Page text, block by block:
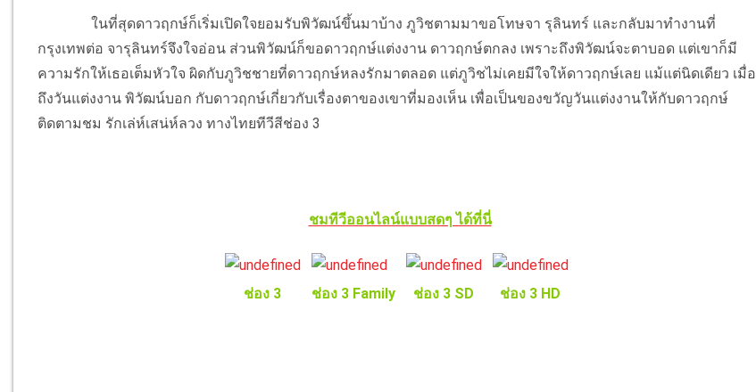
ในที่สุดดาวฤกษ์ก็เริ่มเปิดใจยอมรับพิวัฒน์ขึ้นมาบ้าง ภูวิชตามมาขอโทษจา รุลินทร์ และกลับมาทำงานที่
กรุงเทพต่อ จารุลินทร์จึงใจอ่อน ส่วนพิวัฒน์ก็ขอดาวฤกษ์แต่งงาน ดาวฤกษ์ตกลง เพราะถึงพิวัฒน์จะตาบอด แต่เขาก็มี
ความรักให้เธอเต็มหัวใจ ผิดกับภูวิชชายที่ดาวฤกษ์หลงรักมาตลอด แต่ภูวิชไม่เคยมีใจให้ดาวฤกษ์เลย แม้แต่นิดเดียว เมื่อ
ถึงวันแต่งงาน พิวัฒน์บอก กับดาวฤกษ์เกี่ยวกับเรื่องตาของเขาที่มองเห็น เพื่อเป็นของขวัญวันแต่งงานให้กับดาวฤกษ์
ติดตามชม รักเล่ห์เสน่ห์ลวง ทางไทยทีวีสีช่อง 3
ชมทีวีออนไลน์แบบสดๆ ได้ที่นี่
ช่อง 3 ช่อง 3 Family ช่อง 3 SD ช่อง 3 HD